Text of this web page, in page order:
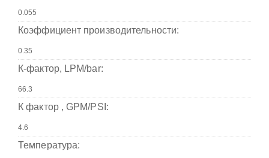
Коэффициент производительности:
К-фактор, LPM/bar:
К фактор , GPM/PSI:
Температура: